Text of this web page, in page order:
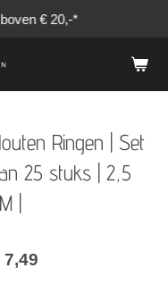
€ 20,-*
Ringen | Set
25 stuks | 2,5
|
7,49